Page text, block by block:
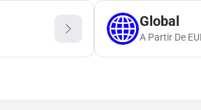
Global
A Partir De